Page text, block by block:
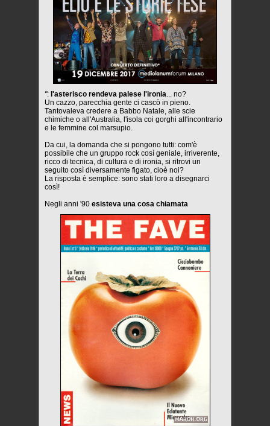
": l'asterisco rendeva palese l'ironia... no?
Un cazzo, parecchia gente ci cascò in pieno.
Tantovaleva credere a Babbo Natale, alle scie
chimiche o all'Australia, l'isola coi gorghi all'incontrario
e le femmine col marsupio.
Da cui, la domanda che si pongono tutti: com'è
possibile che un gruppo rock così geniale, irriverente,
ricco di tecnica, di cultura e di ironia, si ritrovi un
seguito così diversamente figato, cioè noi?
La risposta è semplice: sono stati loro a disegnarci
così!
Negli anni '90 esisteva una cosa chiamata